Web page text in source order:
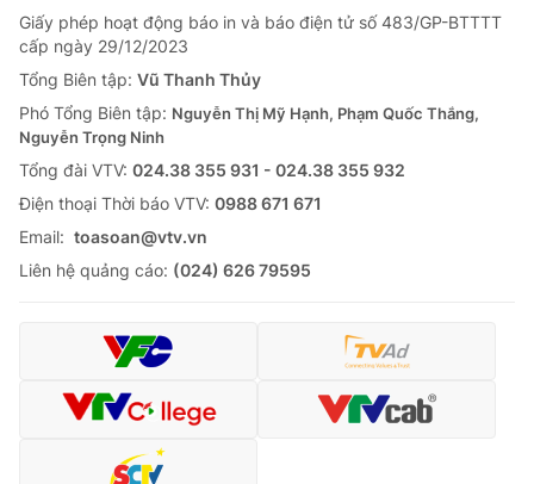
Giấy phép hoạt động báo in và báo điện tử số 483/GP-BTTTT
cấp ngày 29/12/2023
Tổng Biên tập: Vũ Thanh Thủy
Phó Tổng Biên tập: Nguyễn Thị Mỹ Hạnh, Phạm Quốc Thắng,
Nguyễn Trọng Ninh
Tổng đài VTV: 024.38 355 931 - 024.38 355 932
Ðiện thoại Thời báo VTV: 0988 671 671
Email: toasoan@vtv.vn
Liên hệ quảng cáo: (024) 626 79595